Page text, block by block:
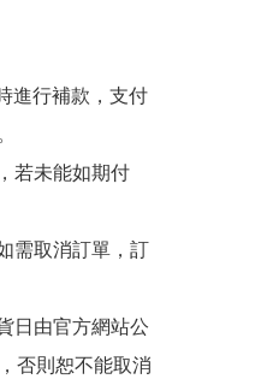
進行補款，支付
若未能如期付
需取消訂單，訂
日由官方網站公
否則恕不能取消